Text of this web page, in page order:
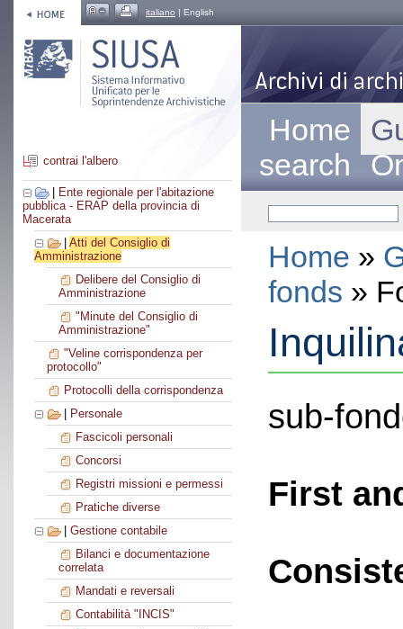
italiano | English
contrai l'albero
Ente regionale per l'abitazione
pubblica - ERAP della provincia di
Macerata
Atti del Consiglio di
Amministrazione
Delibere del Consiglio di
Amministrazione
"Minute del Consiglio di
Amministrazione"
"Veline corrispondenza per
protocollo"
Protocolli della corrispondenza
Personale
Fascicoli personali
Concorsi
Registri missioni e permessi
Pratiche diverse
Gestione contabile
Bilanci e documentazione
correlata
Mandati e reversali
Contabilità "INCIS"
Home
search
Home »
fonds »
sub-
First